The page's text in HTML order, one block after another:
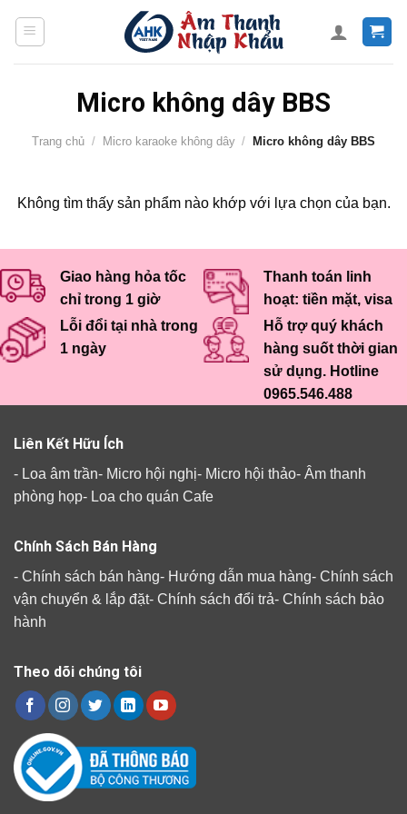
Micro không dây BBS
Trang chủ / Micro karaoke không dây / Micro không dây BBS
Không tìm thấy sản phẩm nào khớp với lựa chọn của bạn.
Giao hàng hỏa tốc
chỉ trong 1 giờ
Thanh toán linh
hoạt: tiền mặt, visa
Lỗi đổi tại nhà trong
1 ngày
Hỗ trợ quý khách
hàng suốt thời gian
sử dụng. Hotline
0965.546.488
Liên Kết Hữu Ích
- Loa âm trần- Micro hội nghị- Micro hội thảo- Âm thanh
phòng họp- Loa cho quán Cafe
Chính Sách Bán Hàng
- Chính sách bán hàng- Hướng dẫn mua hàng- Chính sách
vận chuyển & lắp đặt- Chính sách đổi trả- Chính sách bảo
hành
Theo dõi chúng tôi